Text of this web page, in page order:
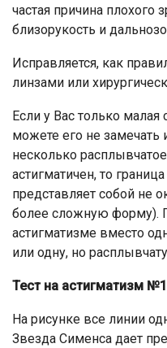
частая причина плохого
близорукость и
Исправляется, как
линзами или
Если у Вас только малая
можете его не
несколько
астигматичен, то
представляет собой не
более сложную форму).
астигматизме вместо
или одну, но
Тест на астигматизм
На рисунке все линии
Звезда Сименса дает